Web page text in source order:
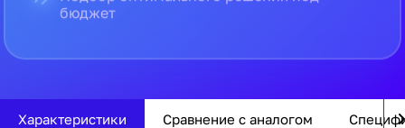
Характеристики Сравнение с аналогом